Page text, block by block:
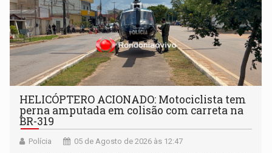
HELICÓPTERO ACIONADO: Motociclista tem
perna amputada em colisão com carreta na
BR-319
Polícia 05 de Agosto de 2026 às 12:47